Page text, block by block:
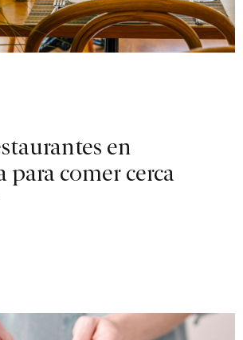
en
para comer cerca